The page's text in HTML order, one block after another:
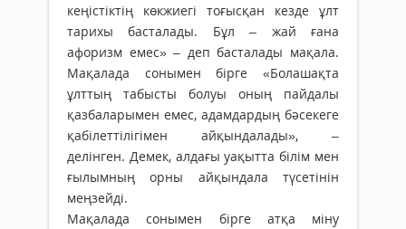
кеңістіктің көкжиегі тоғысқан кезде ұлт
тарихы басталады. Бұл – жай ғана
афоризм емес» – деп басталады мақала.
Мақалада сонымен бірге «Болашақта
ұлттың табысты болуы оның пайдалы
қазбаларымен емес, адамдардың бәсекеге
қабілеттілігімен айқындалады», –
делінген. Демек, алдағы уақытта білім мен
ғылымның орны айқындала түсетінін
меңзейді.
Мақалада сонымен бірге атқа міну